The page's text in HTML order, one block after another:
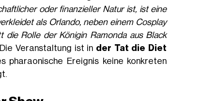
oder finanzieller Natur ist, ist eine
als Orlando, neben einem Cosplay
Rolle der Königin Ramonda aus Black
Veranstaltung ist in der Tat die Diet
Ereignis keine konkreten